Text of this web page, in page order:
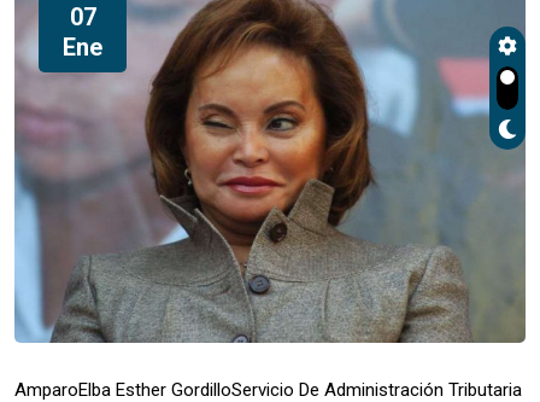
07
Ene
AmparoElba Esther GordilloServicio De Administración Tributaria